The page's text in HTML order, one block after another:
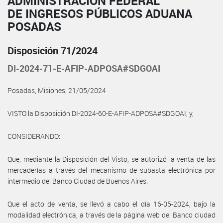
DE INGRESOS PÚBLICOS ADUANA
POSADAS
Disposición 71/2024
DI-2024-71-E-AFIP-ADPOSA#SDGOAI
Posadas, Misiones, 21/05/2024
VISTO la Disposición DI-2024-60-E-AFIP-ADPOSA#SDGOAI, y,
CONSIDERANDO:
Que, mediante la Disposición del Visto, se autorizó la venta de las
mercaderías a través del mecanismo de subasta electrónica por
intermedio del Banco Ciudad de Buenos Aires.
Que el acto de venta, se llevó a cabo el día 16-05-2024, bajo la
modalidad electrónica, a través de la página web del Banco ciudad